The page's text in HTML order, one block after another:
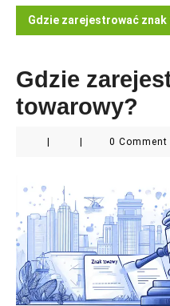
Gdzie zarejestrować znak
Gdzie
towarowy?
0 Comment